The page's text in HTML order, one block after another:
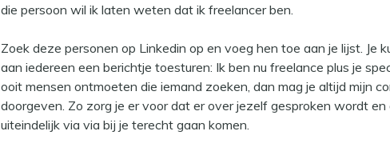
die persoon wil ik laten weten dat ik freelancer ben.
Zoek deze personen op Linkedin op en voeg hen toe aan je lijst. Je
aan iedereen een berichtje toesturen: Ik ben nu freelance plus je
ooit mensen ontmoeten die iemand zoeken, dan mag je altijd mijn
doorgeven. Zo zorg je er voor dat er over jezelf gesproken wordt en
uiteindelijk via via bij je terecht gaan komen.